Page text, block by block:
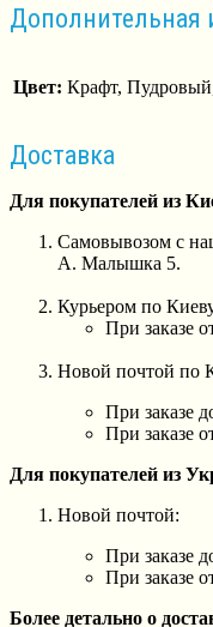
Дополнительная
Цвет: Крафт,
Доставка
Для покупателей из
Самовывозом с
А. Малышка 5.
Курьером по
При заказе
Новой почтой по
При заказе
При заказе
Для покупателей из
Новой почтой:
При заказе
При заказе
Более детально о